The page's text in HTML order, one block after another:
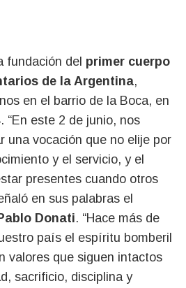
fundación del primer cuerpo
de la Argentina,
en el barrio de la Boca, en
“En este 2 de junio, nos
una vocación que no elije por
y el servicio, y el
presentes cuando otros
en sus palabras el
Donati. “Hace más de
país el espíritu bomberil
valores que siguen intactos
sacrificio, disciplina y